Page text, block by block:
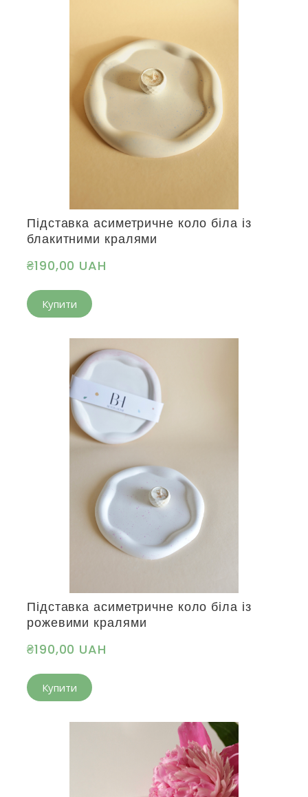
Підставка асиметричне коло біла із
блакитними кралями
₴190,00 UAH
Купити
Підставка асиметричне коло біла із
рожевими кралями
₴190,00 UAH
Купити